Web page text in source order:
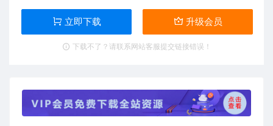
立即下载 升级会员
下载不了？请联系网站客服提交链接错误！